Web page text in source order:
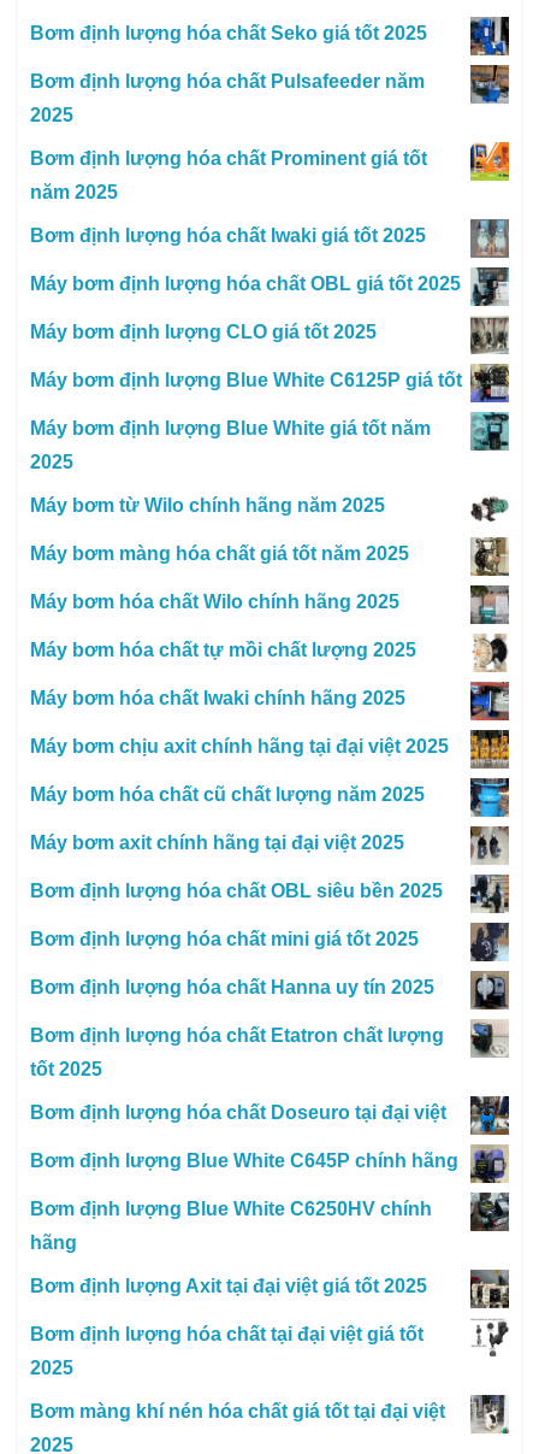
Bơm định lượng hóa chất Seko giá tốt 2025
Bơm định lượng hóa chất Pulsafeeder năm
2025
Bơm định lượng hóa chất Prominent giá tốt
năm 2025
Bơm định lượng hóa chất Iwaki giá tốt 2025
Máy bơm định lượng hóa chất OBL giá tốt 2025
Máy bơm định lượng CLO giá tốt 2025
Máy bơm định lượng Blue White C6125P giá tốt
Máy bơm định lượng Blue White giá tốt năm
2025
Máy bơm từ Wilo chính hãng năm 2025
Máy bơm màng hóa chất giá tốt năm 2025
Máy bơm hóa chất Wilo chính hãng 2025
Máy bơm hóa chất tự mồi chất lượng 2025
Máy bơm hóa chất Iwaki chính hãng 2025
Máy bơm chịu axit chính hãng tại đại việt 2025
Máy bơm hóa chất cũ chất lượng năm 2025
Máy bơm axit chính hãng tại đại việt 2025
Bơm định lượng hóa chất OBL siêu bền 2025
Bơm định lượng hóa chất mini giá tốt 2025
Bơm định lượng hóa chất Hanna uy tín 2025
Bơm định lượng hóa chất Etatron chất lượng
tốt 2025
Bơm định lượng hóa chất Doseuro tại đại việt
Bơm định lượng Blue White C645P chính hãng
Bơm định lượng Blue White C6250HV chính
hãng
Bơm định lượng Axit tại đại việt giá tốt 2025
Bơm định lượng hóa chất tại đại việt giá tốt
2025
Bơm màng khí nén hóa chất giá tốt tại đại việt
2025